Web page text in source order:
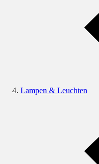
Lampen & Leuchten